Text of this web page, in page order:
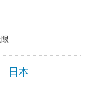
日本